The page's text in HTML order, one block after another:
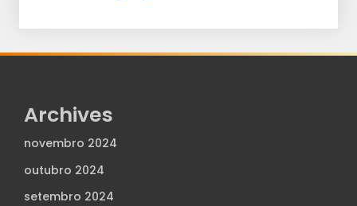
Archives
novembro 2024
outubro 2024
setembro 2024